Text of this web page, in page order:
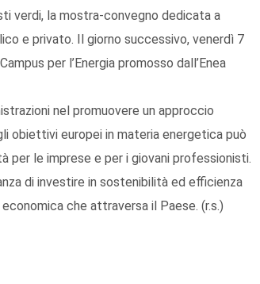
verdi, la mostra-convegno dedicata a
e privato. Il giorno successivo, venerdì 7
per l’Energia promosso dall’Enea
nel promuovere un approccio
obiettivi europei in materia energetica può
per le imprese e per i giovani professionisti.
di investire in sostenibilità ed efficienza
che attraversa il Paese. (r.s.)